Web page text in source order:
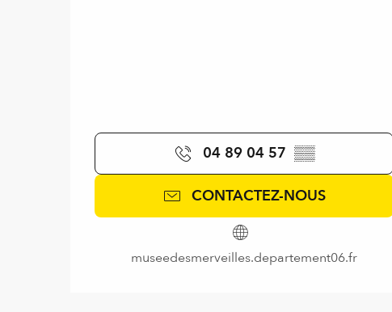
04 89 04 57 ▒▒
CONTACTEZ-NOUS
museedesmerveilles.departement06.fr